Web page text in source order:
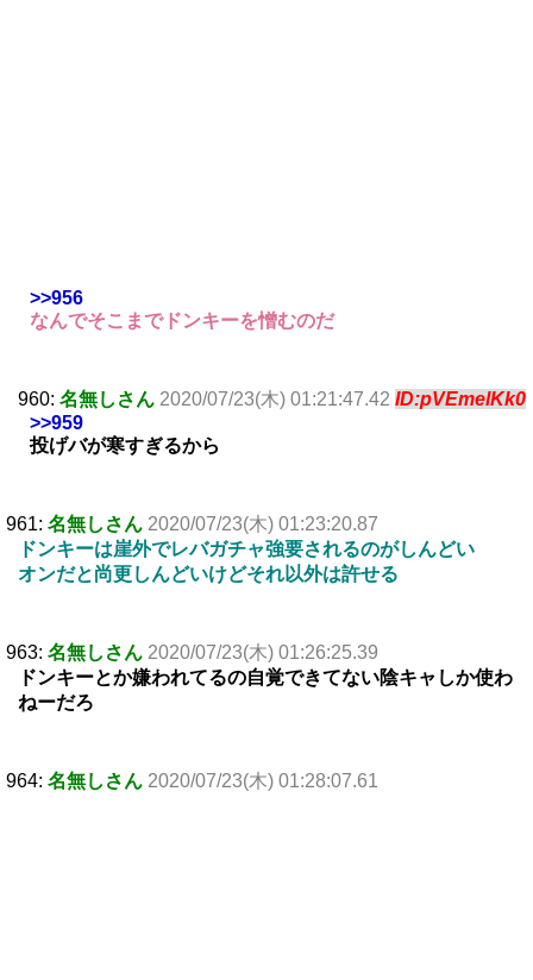
>>956
なんでそこまでドンキーを憎むのだ
960: 名無しさん 2020/07/23(木) 01:21:47.42 ID:pVEmelKk0
>>959
投げバが寒すぎるから
961: 名無しさん 2020/07/23(木) 01:23:20.87
ドンキーは崖外でレバガチャ強要されるのがしんどい
オンだと尚更しんどいけどそれ以外は許せる
963: 名無しさん 2020/07/23(木) 01:26:25.39
ドンキーとか嫌われてるの自覚できてない陰キャしか使わ
ねーだろ
964: 名無しさん 2020/07/23(木) 01:28:07.61